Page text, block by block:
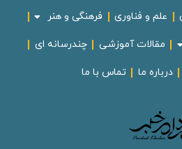
علم و فناوری فرهنگی و هنر
مقالات آموزشی چندرسانه ای
درباره ما تماس با ما